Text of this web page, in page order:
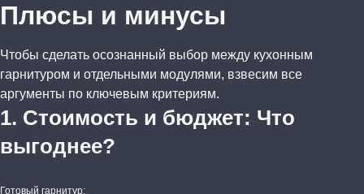
Плюсы и минусы
Чтобы сделать осознанный выбор между кухонным
гарнитуром и отдельными модулями, взвесим все
аргументы по ключевым критериям.
1. Стоимость и бюджет: Что
выгоднее?
Готовый гарнитур: